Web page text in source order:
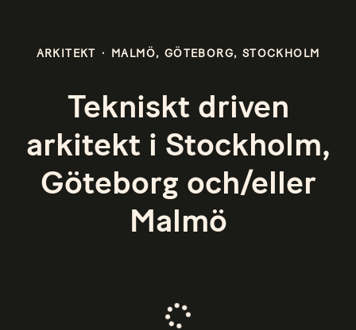
ARKITEKT · MALMÖ, GÖTEBORG, STOCKHOLM
Tekniskt driven
arkitekt i Stockholm,
Göteborg och/eller
Malmö